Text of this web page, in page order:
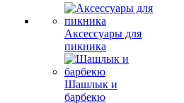
Аксессуары для
пикника
Шашлык и
барбекю